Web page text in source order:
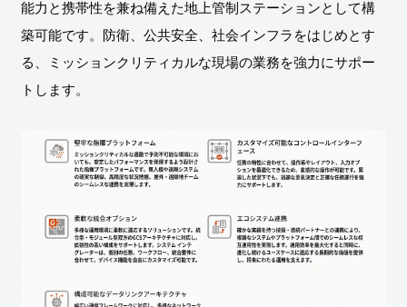
能力と携帯性を兼ね備えた地上管制ステーションとして構
築可能です。防衛、公共安全、社会インフラをはじめとす
る、ミッションクリティカルな現場の業務を強力にサポー
トします。